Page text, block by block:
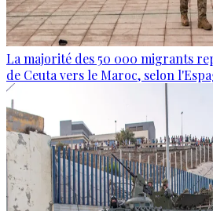
La majorité des 50 000 migrants
de Ceuta vers le Maroc, selon